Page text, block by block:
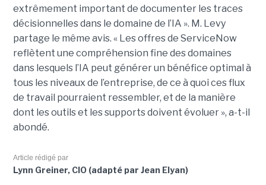
extrêmement important de documenter les traces
décisionnelles dans le domaine de l’IA ». M. Levy
partage le même avis. « Les offres de ServiceNow
reflètent une compréhension fine des domaines
dans lesquels l’IA peut générer un bénéfice optimal à
tous les niveaux de l’entreprise, de ce à quoi ces flux
de travail pourraient ressembler, et de la manière
dont les outils et les supports doivent évoluer », a-t-il
abondé.
Article rédigé par
Lynn Greiner, CIO (adapté par Jean Elyan)